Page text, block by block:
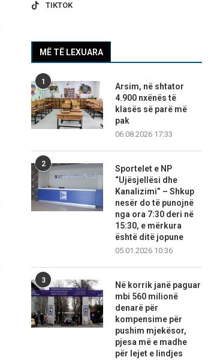
TIKTOK
MË TË LEXUARA
1
Arsim, në shtator
4.900 nxënës të
klasës së parë më
pak
06.08.2026 17:33
2
Sportelet e NP
“Ujësjellësi dhe
Kanalizimi” – Shkup
nesër do të punojnë
nga ora 7:30 deri në
15:30, e mërkura
është ditë jopune
05.01.2026 10:36
3
Në korrik janë paguar
mbi 560 milionë
denarë për
kompensime për
pushim mjekësor,
pjesa më e madhe
për lejet e lindjes